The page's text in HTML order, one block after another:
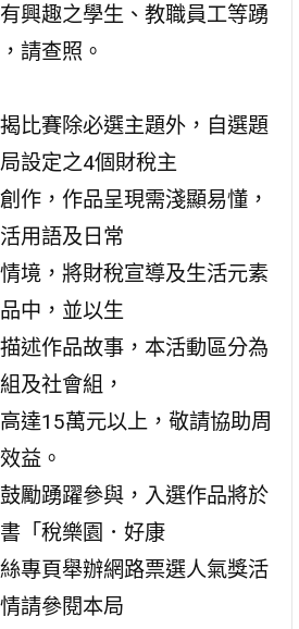
興趣之學生、教職員工等踴
請查照。
比賽除必選主題外，自選題
設定之4個財稅主
作，作品呈現需淺顯易懂，
用語及日常
境，將財稅宣導及生活元素
中，並以生
述作品故事，本活動區分為
及社會組，
達15萬元以上，敬請協助周
益。
勵踴躍參與，入選作品將於
「稅樂園．好康
專頁舉辦網路票選人氣獎活
請參閱本局